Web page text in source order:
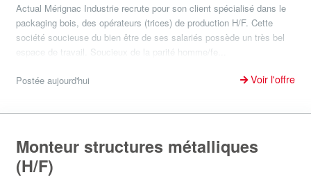
Actual Mérignac Industrie recrute pour son client spécialisé dans le
packaging bois, des opérateurs (trices) de production H/F. Cette
société soucieuse du bien être de ses salariés possède un très bel
espace de travail. Soucieux de la parité homme/fe...
Postée aujourd'hui Voir l'offre
Monteur structures métalliques
(H/F)